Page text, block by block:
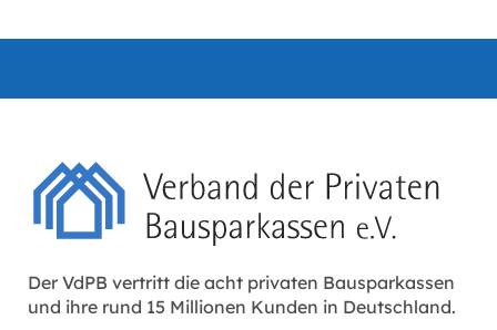
Der VdPB vertritt die acht privaten Bausparkassen
und ihre rund 15 Millionen Kunden in Deutschland.